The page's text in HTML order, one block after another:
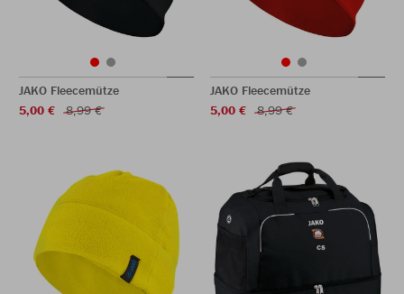
JAKO Fleecemütze
5,00 €
8,99 €
JAKO Fleecemütze
5,00 €
8,99 €